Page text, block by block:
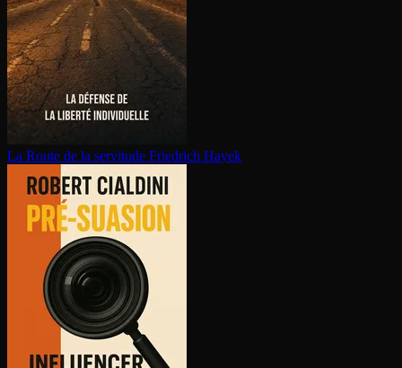
La Route de la servitude Friedrich Hayek